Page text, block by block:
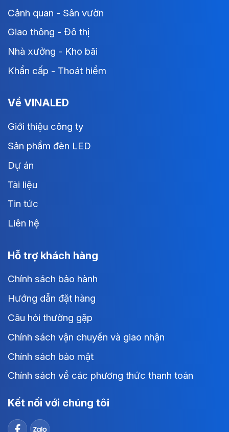
Cảnh quan - Sân vườn
Giao thông - Đô thị
Nhà xưởng - Kho bãi
Khẩn cấp - Thoát hiểm
Về VINALED
Giới thiệu công ty
Sản phẩm đèn LED
Dự án
Tài liệu
Tin tức
Liên hệ
Hỗ trợ khách hàng
Chính sách bảo hành
Hướng dẫn đặt hàng
Câu hỏi thường gặp
Chính sách vận chuyển và giao nhận
Chính sách bảo mật
Chính sách về các phương thức thanh toán
Kết nối với chúng tôi